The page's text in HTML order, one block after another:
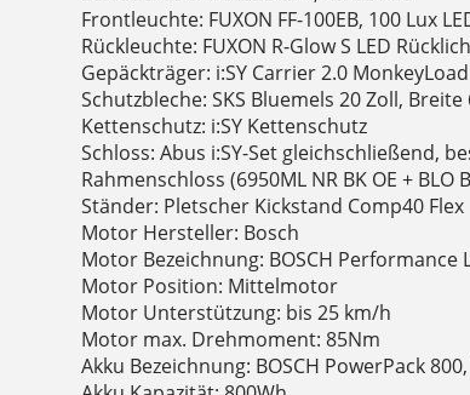
Frontleuchte: FUXON FF-100EB, 100 Lux
Rückleuchte: FUXON R-Glow S LED
Gepäckträger: i:SY Carrier 2.0
Schutzbleche: SKS Bluemels 20 Zoll, Breite
Kettenschutz: i:SY Kettenschutz
Schloss: Abus i:SY-Set gleichschließend,
Rahmenschloss (6950ML NR BK OE + BLO
Ständer: Pletscher Kickstand Comp40 Flex
Motor Hersteller: Bosch
Motor Bezeichnung: BOSCH Performance
Motor Position: Mittelmotor
Motor Unterstützung: bis 25 km/h
Motor max. Drehmoment: 85Nm
Akku Bezeichnung: BOSCH PowerPack